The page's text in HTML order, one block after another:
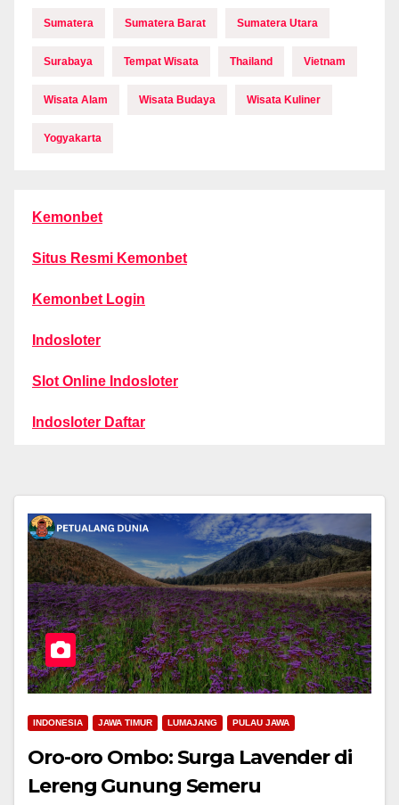
Sumatera Sumatera Barat Sumatera Utara
Surabaya Tempat Wisata Thailand Vietnam
Wisata Alam Wisata Budaya Wisata Kuliner
Yogyakarta
Kemonbet
Situs Resmi Kemonbet
Kemonbet Login
Indosloter
Slot Online Indosloter
Indosloter Daftar
INDONESIA JAWA TIMUR LUMAJANG PULAU JAWA
Oro-oro Ombo: Surga Lavender di
Lereng Gunung Semeru